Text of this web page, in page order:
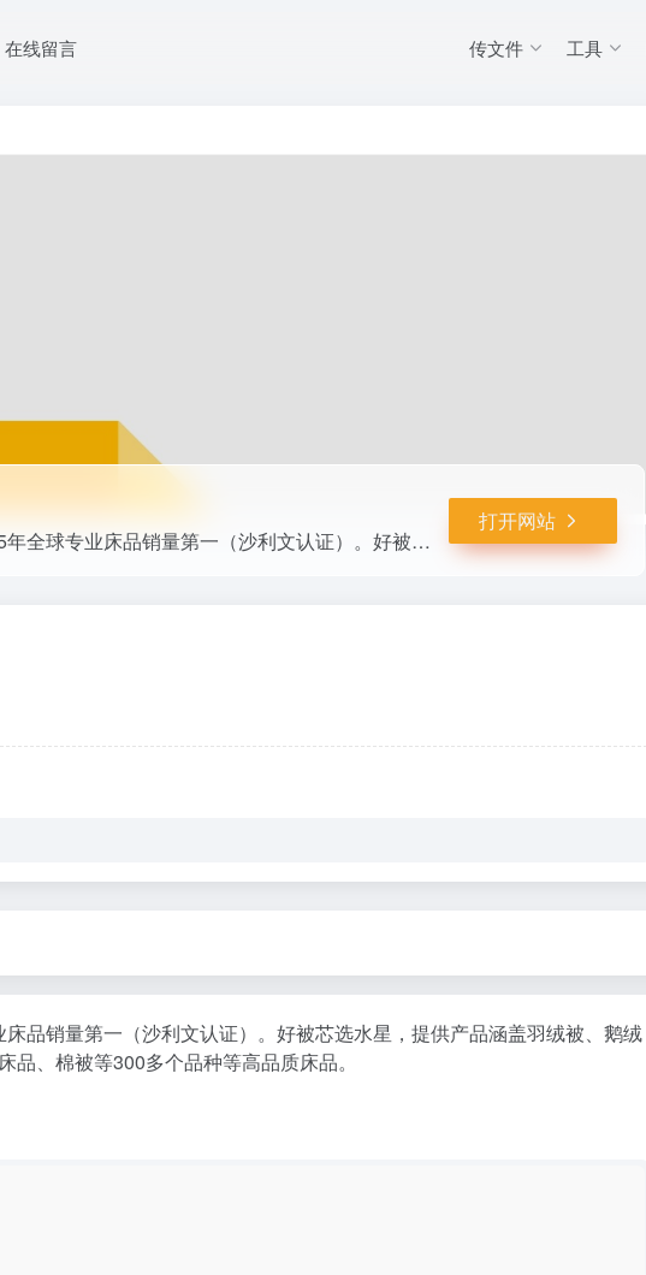
在线留言 传文件 工具
水星家纺始于1987年，专业家纺国民品牌。2025年全球专业床品销量第一（沙利文认证）。好被芯选水星，提供产品涵盖羽绒被、鹅绒被、夏凉被、蚕丝被、床上用品四件套、被子、被芯、婚庆床品、棉被等300多个品种等高品质床品。
打开网站
品销量第一（沙利文认证）。好被芯选水星，提供产品涵盖羽绒被、鹅绒
、棉被等300多个品种等高品质床品。